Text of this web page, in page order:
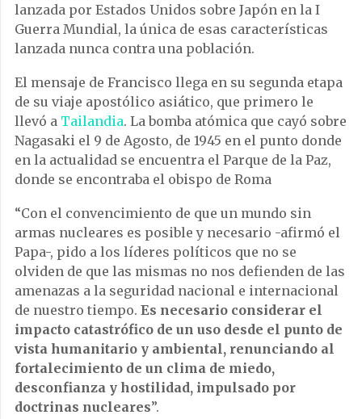
lanzada por Estados Unidos sobre Japón en la I
Guerra Mundial, la única de esas características
lanzada nunca contra una población.
El mensaje de Francisco llega en su segunda etapa
de su viaje apostólico asiático, que primero le
llevó a Tailandia. La bomba atómica que cayó sobre
Nagasaki el 9 de Agosto, de 1945 en el punto donde
en la actualidad se encuentra el Parque de la Paz,
donde se encontraba el obispo de Roma
“Con el convencimiento de que un mundo sin
armas nucleares es posible y necesario -afirmó el
Papa-, pido a los líderes políticos que no se
olviden de que las mismas no nos defienden de las
amenazas a la seguridad nacional e internacional
de nuestro tiempo. Es necesario considerar el
impacto catastrófico de un uso desde el punto de
vista humanitario y ambiental, renunciando al
fortalecimiento de un clima de miedo,
desconfianza y hostilidad, impulsado por
doctrinas nucleares”.